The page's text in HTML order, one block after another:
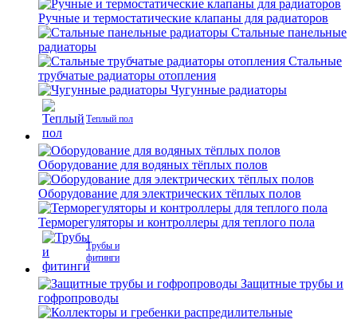
Ручные и термостатические клапаны для радиаторов
Стальные панельные
радиаторы
Стальные
трубчатые радиаторы отопления
Чугунные радиаторы
Теплый пол
Оборудование для водяных тёплых полов
Оборудование для электрических тёплых полов
Терморегуляторы и контроллеры для теплого пола
Трубы и
фитинги
Защитные трубы и
гофропроводы